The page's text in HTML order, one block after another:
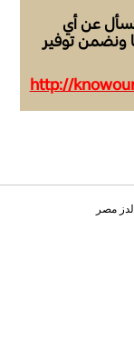
عن أي
ونضمن توفير
http://